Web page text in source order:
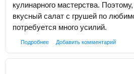
кулинарного мастерства.
вкусный салат с грушей по
потребуется много усилий.
Подробнее Добавить комментарий